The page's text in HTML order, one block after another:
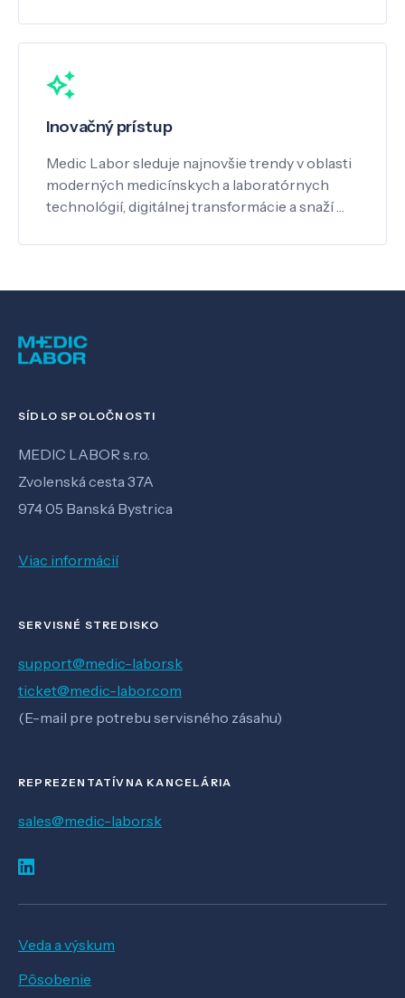
Inovačný prístup
Medic Labor sleduje najnovšie trendy v oblasti
moderných medicínskych a laboratórnych
technológií, digitálnej transformácie a snaží …
SÍDLO SPOLOČNOSTI
MEDIC LABOR s.r.o.
Zvolenská cesta 37A
974 05 Banská Bystrica
Viac informácií
SERVISNÉ STREDISKO
support@medic-labor.sk
ticket@medic-labor.com
(E-mail pre potrebu servisného zásahu)
REPREZENTATÍVNA KANCELÁRIA
sales@medic-labor.sk
Veda a výskum
Pôsobenie